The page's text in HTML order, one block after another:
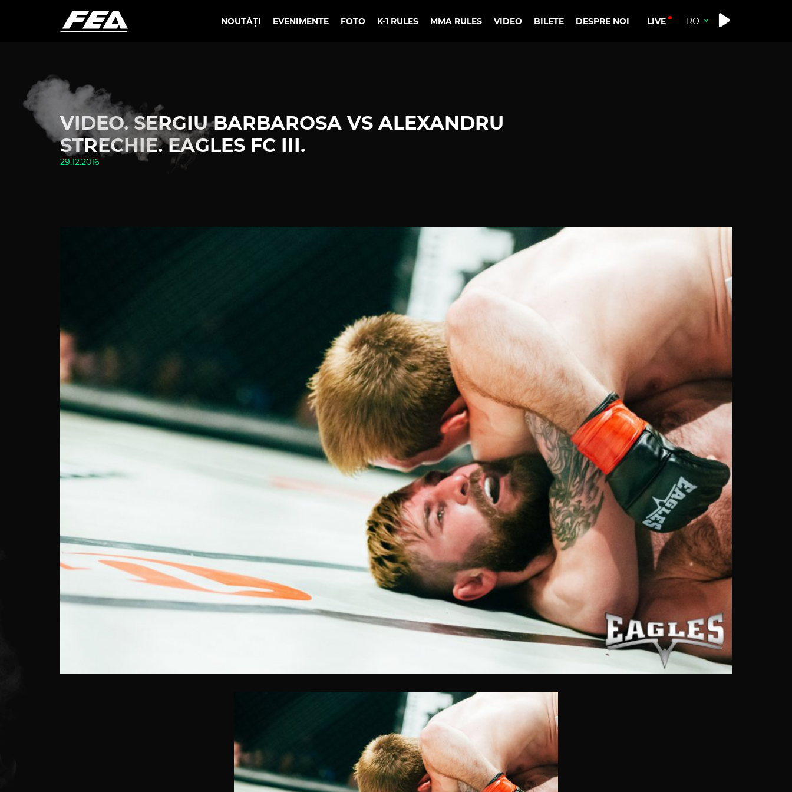
NOUTĂȚI EVENIMENTE FOTO K-1 RULES MMA RULES VIDEO BILETE DESPRE NOI LIVE
VIDEO. SERGIU BARBAROSA VS ALEXANDRU
STRECHIE. EAGLES FC III.
29.12.2016